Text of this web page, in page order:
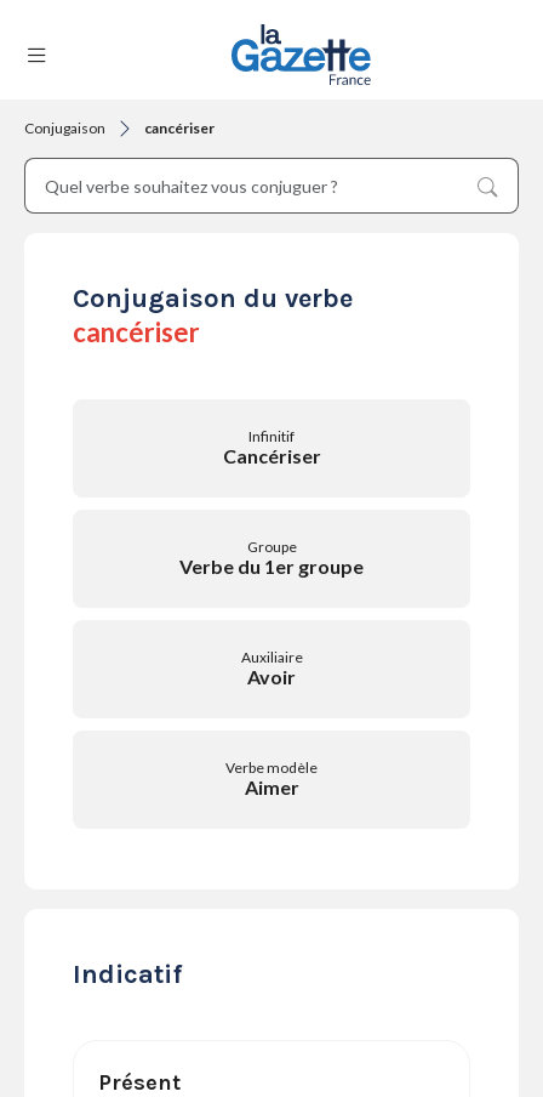
THÉMATIQUES
Conjugaison cancériser
Conjugaison du verbe
cancériser
Infinitif
Cancériser
Groupe
Verbe du 1er groupe
Auxiliaire
Avoir
Verbe modèle
Aimer
Indicatif
Présent